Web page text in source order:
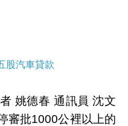
股汽車貸款
姚德春 通訊員 沈文
審批1000公裡以上的